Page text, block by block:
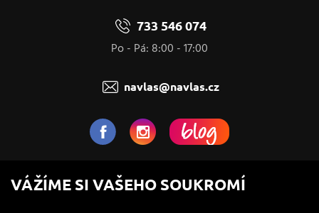
733 546 074
Po - Pá: 8:00 - 17:00
navlas@navlas.cz
NaVlas.cz - Vlasová kosmetika
provozovatel e-shopu a prodejen
VÁŽÍME SI VAŠEHO SOUKROMÍ